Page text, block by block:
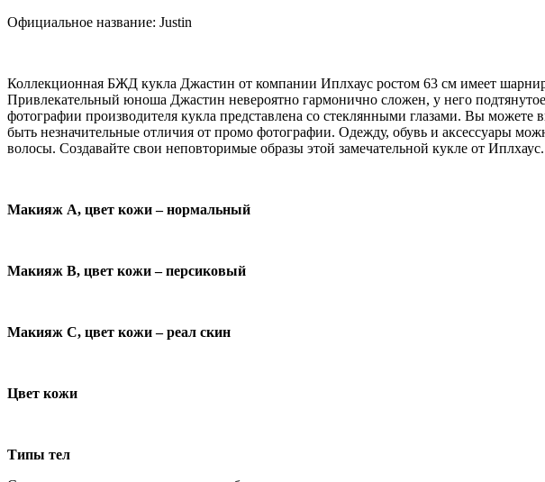
Официальное название: Justin
Коллекционная БЖД кукла Джастин от компании Иплхаус ростом 63 см имеет
Привлекательный юноша Джастин невероятно гармонично сложен, у него
фотографии производителя кукла представлена со стеклянными глазами. Вы
быть незначительные отличия от промо фотографии. Одежду, обувь и аксессуары
волосы. Создавайте свои неповторимые образы этой замечательной кукле от Иплхаус.
Макияж А, цвет кожи – нормальный
Макияж В, цвет кожи – персиковый
Макияж С, цвет кожи – реал скин
Цвет кожи
Типы тел